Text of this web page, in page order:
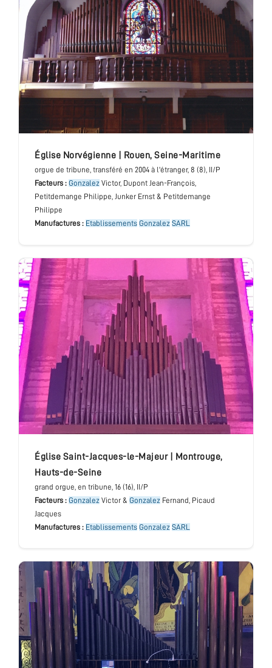
église Norvégienne Rouen, Seine-Maritime
orgue de tribune, transféré en 2004 à l'étranger, 8 (8), II/P
Facteurs : Gonzalez Victor, Dupont Jean-François,
Petitdemange Philippe, Junker Ernst & Petitdemange
Philippe
Manufactures : Etablissements Gonzalez SARL
église Saint-Jacques-le-Majeur| Montrouge,
Hauts-de-Seine
grand orgue, en tribune, 16 (16), II/P
Facteurs : Gonzalez Victor & Gonzalez Fernand, Picaud
Jacques
Manufactures : Etablissements Gonzalez SARL